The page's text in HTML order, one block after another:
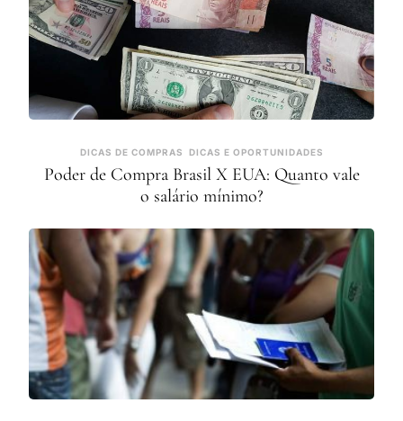
DICAS DE COMPRAS DICAS E OPORTUNIDADES
Poder de Compra Brasil X EUA: Quanto vale
o salário mínimo?